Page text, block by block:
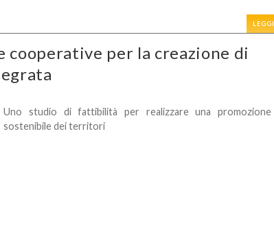
LEGGI
cooperative per la creazione di
Uno studio di fattibilità per realizzare una promozione
sostenibile dei territori